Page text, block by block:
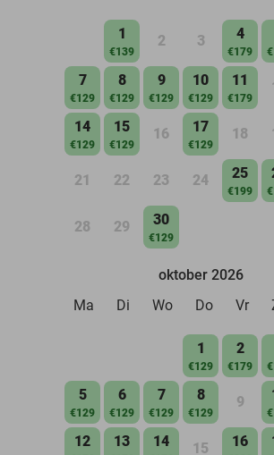
1
€139
2 3 4
€179
7
€129
8
€129
9
€129
10
€129
11
€179
14
€129
15
€129
16 17
€129
18
21 22 23 24 25
€199
28 29 30
€129
oktober 2026
Ma
Di Wo Do Vr
1
€129
2
€179
5
€129
6
€129
7
€129
8
€129
9
12 13 14 15 16